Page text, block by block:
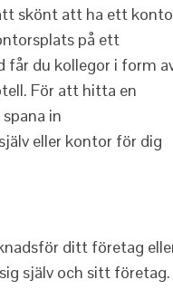
skönt att ha ett
på ett
får du kollegor i form
För att hitta en
in
eller kontor för dig
ditt företag
själv och sitt företag.